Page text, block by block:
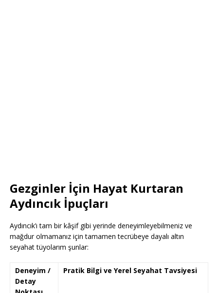
Gezginler İçin Hayat Kurtaran
Aydıncık İpuçları
Aydıncık’ı tam bir kâşif gibi yerinde deneyimleyebilmeniz ve
mağdur olmamanız için tamamen tecrübeye dayalı altın
seyahat tüyolarım şunlar:
Deneyim /
Detay
Pratik Bilgi ve Yerel Seyahat Tavsiyesi